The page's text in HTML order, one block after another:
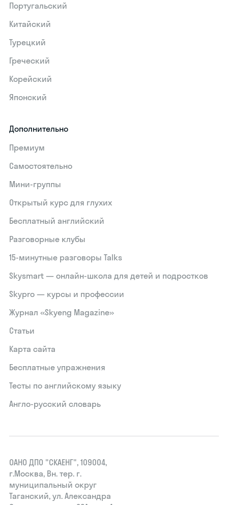
Португальский
Китайский
Турецкий
Греческий
Корейский
Японский
Дополнительно
Премиум
Самостоятельно
Мини-группы
Открытый курс для глухих
Бесплатный английский
Разговорные клубы
15‑минутные разговоры Talks
Skysmart — онлайн-школа для детей и подростков
Skypro — курсы и профессии
Журнал «Skyeng Magazine»
Статьи
Карта сайта
Бесплатные упражнения
Тесты по английскому языку
Англо-русский словарь
ОАНО ДПО "СКАЕНГ", 109004,
г.Москва, Вн. тер. г.
муниципальный округ
Таганский, ул. Александра